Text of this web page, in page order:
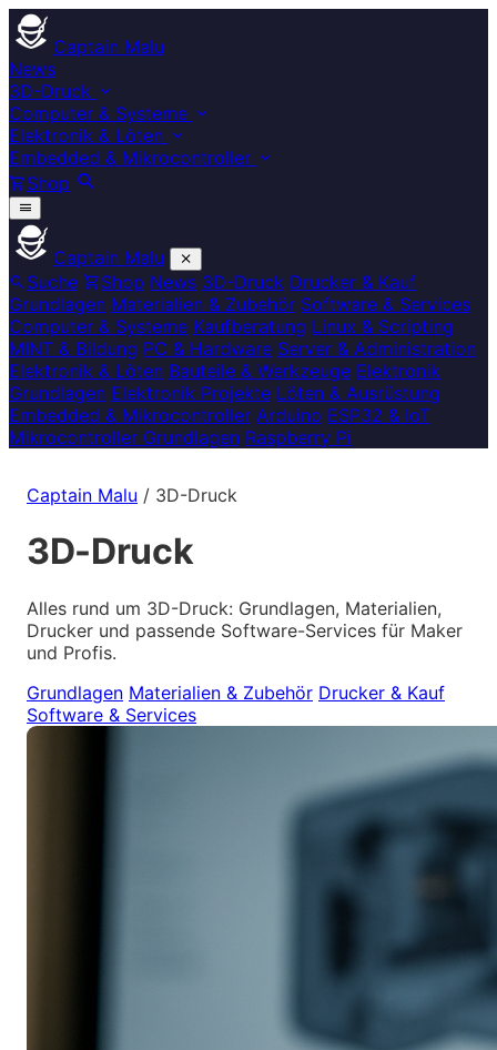
Captain Malu
News
3D-Druck
Computer & Systeme
Elektronik & Löten
Embedded & Mikrocontroller
Shop
Captain Malu
Suche
Shop News 3D-Druck Drucker & Kauf
Grundlagen Materialien & Zubehör Software & Services
Computer & Systeme Kaufberatung Linux & Scripting
MINT & Bildung PC & Hardware Server & Administration
Elektronik & Löten Bauteile & Werkzeuge Elektronik
Grundlagen Elektronik Projekte Löten & Ausrüstung
Embedded & Mikrocontroller Arduino ESP32 & IoT
Mikrocontroller Grundlagen Raspberry Pi
Captain Malu / 3D-Druck
3D-Druck
Alles rund um 3D-Druck: Grundlagen, Materialien,
Drucker und passende Software-Services für Maker
und Profis.
Grundlagen Materialien & Zubehör Drucker & Kauf
Software & Services